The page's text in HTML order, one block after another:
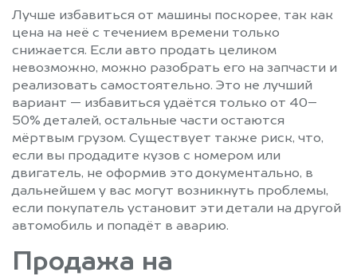
Лучше избавиться от машины поскорее, так как
цена на неё с течением времени только
снижается. Если авто продать целиком
невозможно, можно разобрать его на запчасти и
реализовать самостоятельно. Это не лучший
вариант — избавиться удаётся только от 40–
50% деталей, остальные части остаются
мёртвым грузом. Существует также риск, что,
если вы продадите кузов с номером или
двигатель, не оформив это документально, в
дальнейшем у вас могут возникнуть проблемы,
если покупатель установит эти детали на другой
автомобиль и попадёт в аварию.
Продажа на